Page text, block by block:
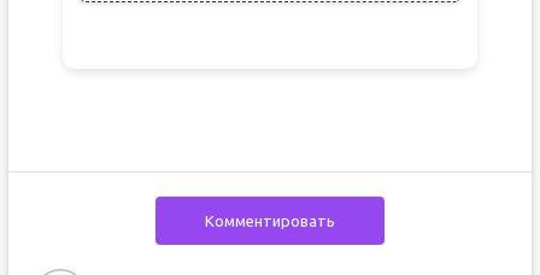
Комментировать